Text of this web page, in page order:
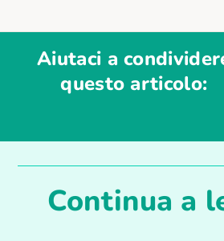
Aiutaci a
questo articolo:
Continua a